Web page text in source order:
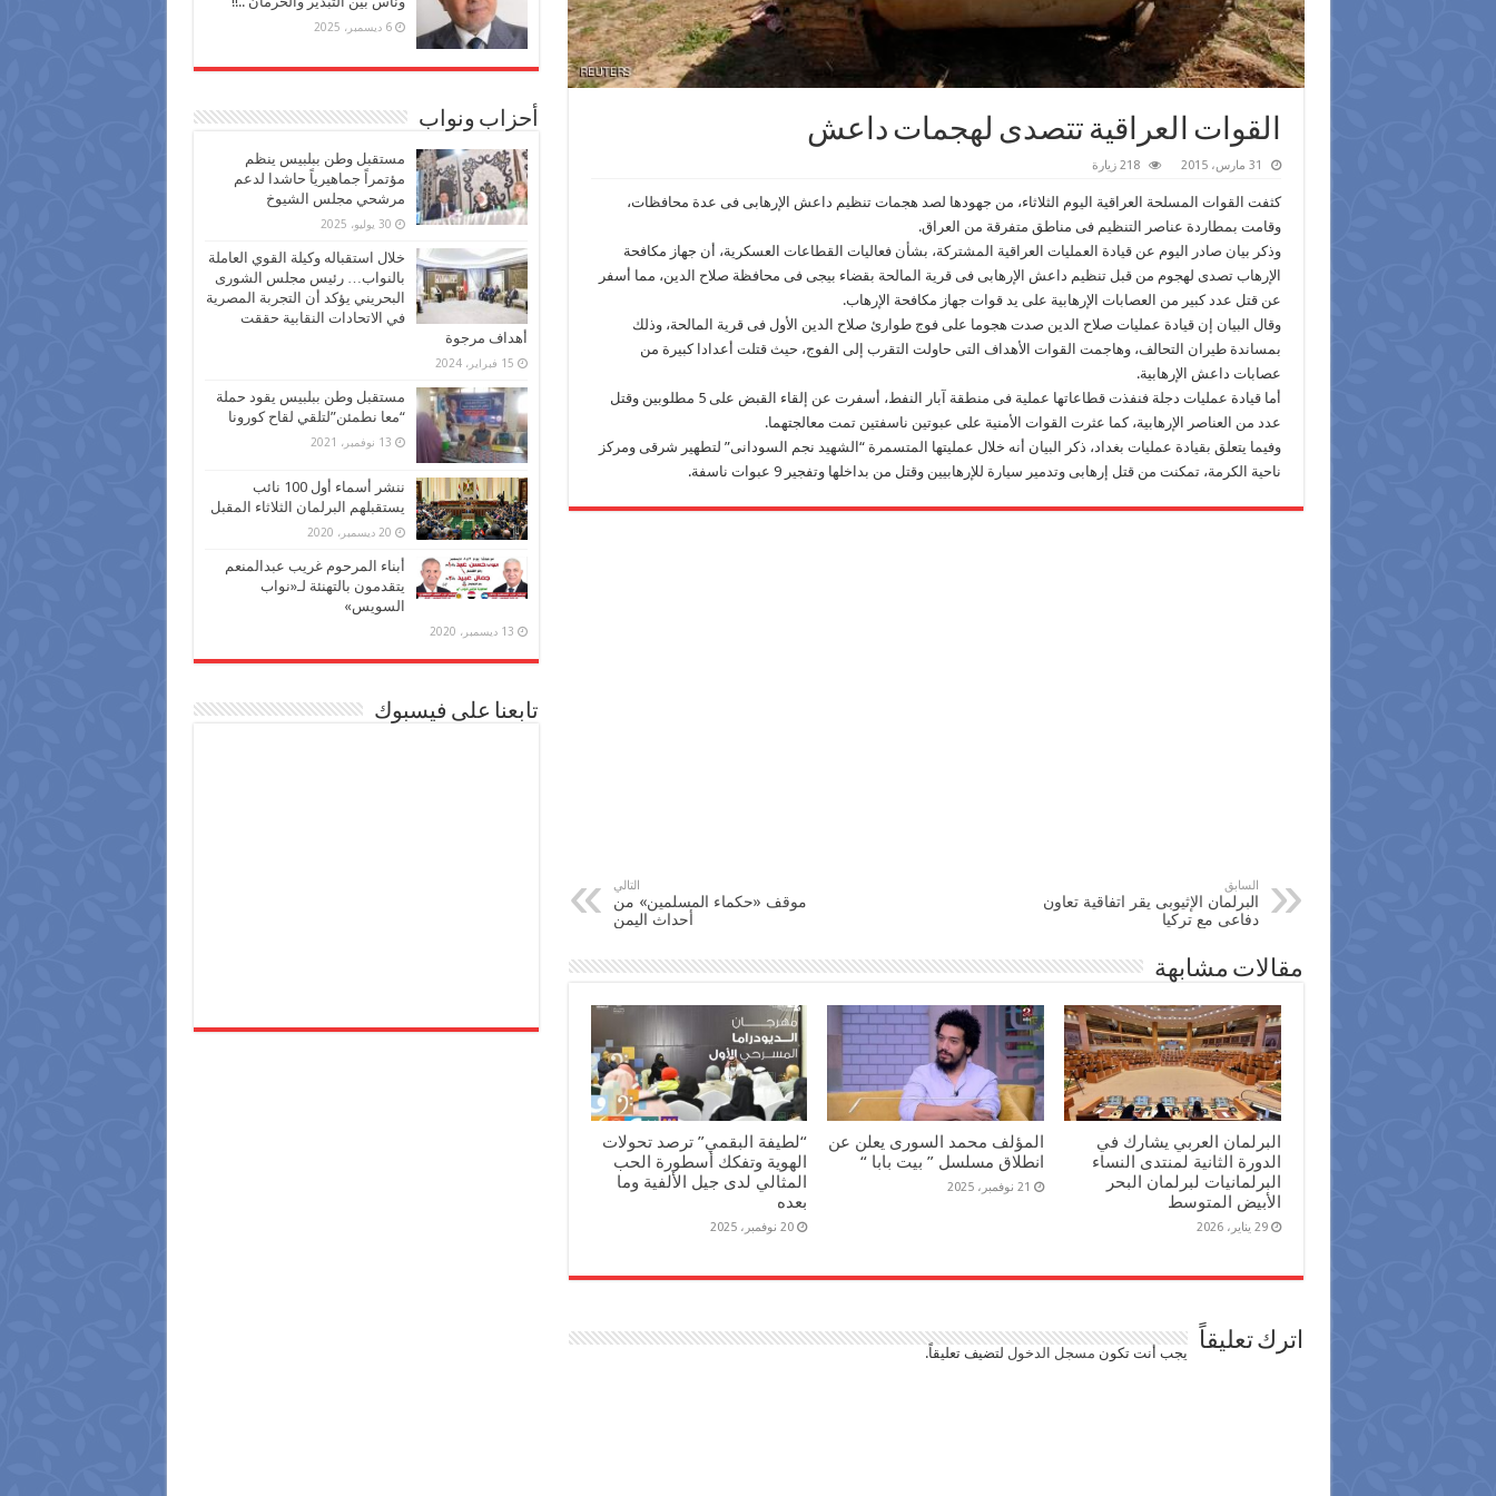
القوات العراقية تتصدى لهجمات داعش
31 مارس، 2015 218 زيارة
كثفت القوات المسلحة العراقية اليوم الثلاثاء، من جهودها لصد هجمات تنظيم داعش الإرهابى فى عدة محافظات،
وقامت بمطاردة عناصر التنظيم فى مناطق متفرقة من العراق.
وذكر بيان صادر اليوم عن قيادة العمليات العراقية المشتركة، بشأن فعاليات القطاعات العسكرية، أن جهاز مكافحة
الإرهاب تصدى لهجوم من قبل تنظيم داعش الإرهابى فى قرية المالحة بقضاء بيجى فى محافظة صلاح الدين، مما أسفر
عن قتل عدد كبير من العصابات الإرهابية على يد قوات جهاز مكافحة الإرهاب.
وقال البيان إن قيادة عمليات صلاح الدين صدت هجوما على فوج طوارئ صلاح الدين الأول فى قرية المالحة، وذلك
بمساندة طيران التحالف، وهاجمت القوات الأهداف التى حاولت التقرب إلى الفوج، حيث قتلت أعدادا كبيرة من
عصابات داعش الإرهابية.
أما قيادة عمليات دجلة فنفذت قطاعاتها عملية فى منطقة آبار النفط، أسفرت عن إلقاء القبض على 5 مطلوبين وقتل
عدد من العناصر الإرهابية، كما عثرت القوات الأمنية على عبوتين ناسفتين تمت معالجتهما.
وفيما يتعلق بقيادة عمليات بغداد، ذكر البيان أنه خلال عمليتها المتسمرة “الشهيد نجم السودانى” لتطهير شرقى ومركز
ناحية الكرمة، تمكنت من قتل إرهابى وتدمير سيارة للإرهابيين وقتل من بداخلها وتفجير 9 عبوات ناسفة.
السابق
البرلمان الإثيوبى يقر اتفاقية تعاون
دفاعى مع تركيا
التالي
موقف «حكماء المسلمين» من
أحداث اليمن
مقالات مشابهة
البرلمان العربي يشارك في
الدورة الثانية لمنتدى النساء
البرلمانيات لبرلمان البحر
الأبيض المتوسط
29 يناير، 2026
المؤلف محمد السورى يعلن عن
انطلاق مسلسل ” بيت بابا “
21 نوفمبر، 2025
“لطيفة البقمي” ترصد تحولات
الهوية وتفكك أسطورة الحب
المثالي لدى جيل الألفية وما
بعده
20 نوفمبر، 2025
اترك تعليقاً يجب أنت تكون مسجل الدخول لتضيف تعليقاً.
6 ديسمبر، 2025
أحزاب ونواب
مستقبل وطن ببلبيس ينظم
مؤتمراً جماهيرياً حاشدا لدعم
مرشحي مجلس الشيوخ
30 يوليو، 2025
خلال استقباله وكيلة القوي العاملة
بالنواب… رئيس مجلس الشورى
البحريني يؤكد أن التجربة المصرية
في الاتحادات النقابية حققت
أهداف مرجوة
15 فبراير، 2024
مستقبل وطن ببلبيس يقود حملة
“معا نطمئن”لتلقي لقاح كورونا
13 نوفمبر، 2021
ننشر أسماء أول 100 نائب
يستقبلهم البرلمان الثلاثاء المقبل
20 ديسمبر، 2020
أبناء المرحوم غريب عبدالمنعم
يتقدمون بالتهنئة لـ«نواب
السويس»
13 ديسمبر، 2020
تابعنا على فيسبوك